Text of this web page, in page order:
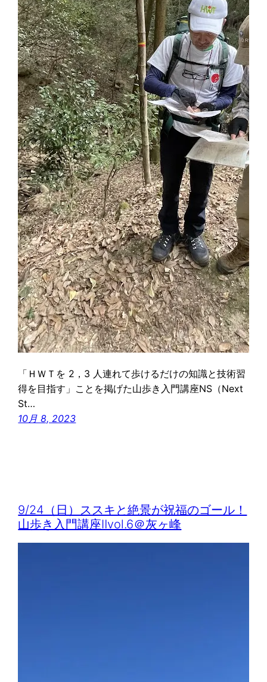
「ＨＷＴを 2，3 人連れて歩けるだけの知識と技術習
得を目指す」ことを掲げた山歩き入門講座NS（Next
St…
10月 8, 2023
9/24（日）ススキと絶景が祝福のゴール！
山歩き入門講座Ⅱvol.6＠灰ヶ峰